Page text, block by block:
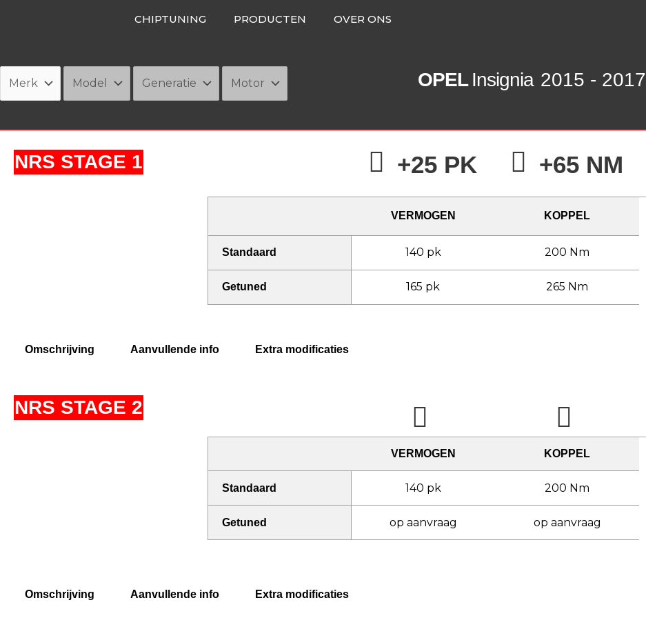
CHIPTUNING PRODUCTEN OVER ONS
OPEL Insignia 2015 - 2017
NRS STAGE 1 +25 PK +65 NM
VERMOGEN KOPPEL
Standaard 140 pk 200 Nm
Getuned 165 pk 265 Nm
Omschrijving Aanvullende info Extra modificaties
NRS STAGE 2
VERMOGEN KOPPEL
Standaard 140 pk 200 Nm
Getuned op aanvraag op aanvraag
Omschrijving Aanvullende info Extra modificaties